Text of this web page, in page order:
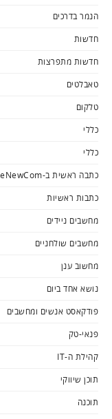
הנמר בדרכים
חדשות
חדשות מתפרצות
טאבלטים
טלקום
כללי
כללי
כתבה ראשית ב-TheNewCom
כתבות ראשיות
מחשבים ניידים
מחשבים שולחניים
מחשוב ענן
נושא אחד ביום
פודקאסט אנשים ומחשבים
פנאי-טק
קהילת ה-IT
תוכן שיווקי
תוכנה